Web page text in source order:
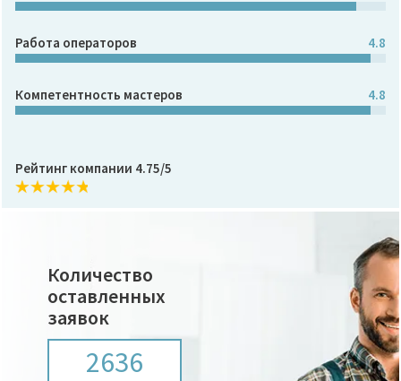
Работа операторов 4.8
Компетентность мастеров 4.8
Рейтинг компании 4.75/5
Количество
оставленных
заявок
2636